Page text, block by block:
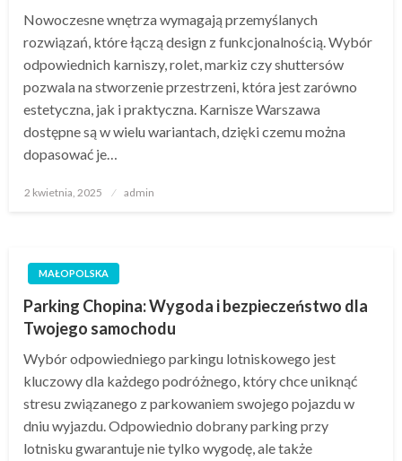
Nowoczesne wnętrza wymagają przemyślanych
rozwiązań, które łączą design z funkcjonalnością. Wybór
odpowiednich karniszy, rolet, markiz czy shuttersów
pozwala na stworzenie przestrzeni, która jest zarówno
estetyczna, jak i praktyczna. Karnisze Warszawa
dostępne są w wielu wariantach, dzięki czemu można
dopasować je…
Opublikowane
2 kwietnia, 2025 admin
MAŁOPOLSKA
Parking Chopina: Wygoda i bezpieczeństwo dla
Twojego samochodu
Wybór odpowiedniego parkingu lotniskowego jest
kluczowy dla każdego podróżnego, który chce uniknąć
stresu związanego z parkowaniem swojego pojazdu w
dniu wyjazdu. Odpowiednio dobrany parking przy
lotnisku gwarantuje nie tylko wygodę, ale także